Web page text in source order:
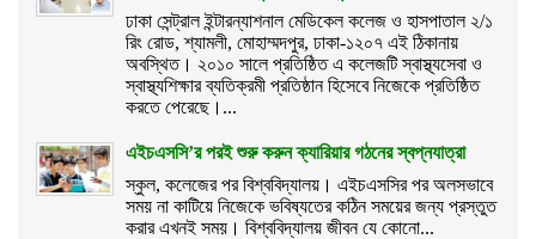
ঢাকা সেন্ট্রাল ইন্টারন্যাশনাল মেডিকেল কলেজ ও হাসপাতাল ২/১
রিং রোড, শ্যামলী, মোহাম্মদপুর, ঢাকা-১২০৭ এই ঠিকানায়
অবস্থিত। ২০১০ সালে প্রতিষ্ঠিত এ কলেজটি স্বাস্থ্যসেবা ও
স্বাস্থ্যশিক্ষার ব্যতিক্রমী প্রতিষ্ঠান হিসেবে নিজেকে প্রতিষ্ঠিত
করতে পেরেছে।...
এইচএসসি’র পরই শুরু করুন ক্যারিয়ার গঠনের স্বপ্নযাত্রা
স্কুল, কলেজের পর বিশ্ববিদ্যালয়। এইচএসসির পর অলসভাবে
সময় না কাটিয়ে নিজেকে ভবিষ্যতের কঠিন সময়ের জন্য প্রস্তুত
করার এখনই সময়। বিশ্ববিদ্যালয় জীবন যে কোনো...